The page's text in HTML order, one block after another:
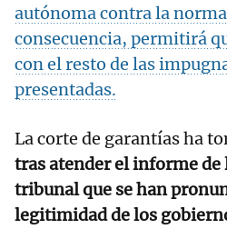
autónoma contra la
consecuencia, permitirá
con el resto de las
presentadas.
La corte de garantías ha
tras atender el informe de
tribunal que se han
legitimidad de los